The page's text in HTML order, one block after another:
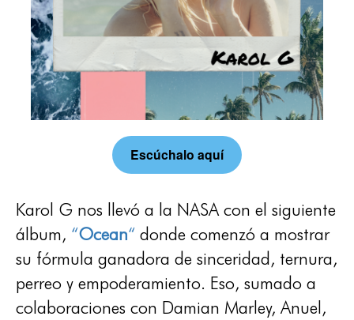
Escúchalo aquí
Karol G nos llevó a la NASA con el siguiente
álbum, “Ocean“ donde comenzó a mostrar
su fórmula ganadora de sinceridad, ternura,
perreo y empoderamiento. Eso, sumado a
colaboraciones con Damian Marley, Anuel,